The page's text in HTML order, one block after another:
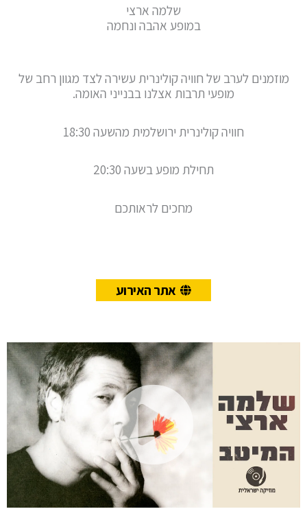
שלמה ארצי
במופע אהבה ונחמה
מוזמנים לערב של חוויה קולינרית עשירה לצד מגוון רחב של
מופעי תרבות אצלנו בבנייני האומה.
חוויה קולינרית ירושלמית מהשעה 18:30
תחילת מופע בשעה 20:30
מחכים לראותכם
אתר האירוע